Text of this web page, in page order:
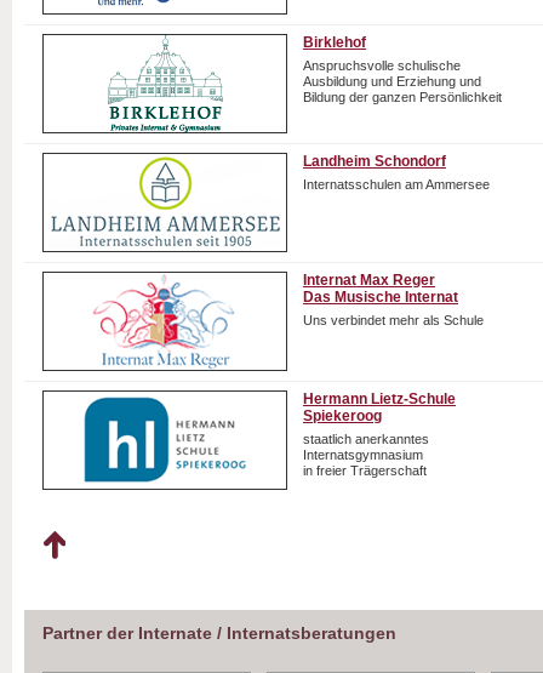
Birklehof
Anspruchsvolle schulische
Ausbildung und Erziehung und
Bildung der ganzen Persönlichkeit
Landheim Schondorf
Internatsschulen am Ammersee
Internat Max Reger
Das Musische Internat
Uns verbindet mehr als Schule
Hermann Lietz-Schule
Spiekeroog
staatlich anerkanntes
Internatsgymnasium
in freier Trägerschaft
Partner der Internate / Internatsberatungen